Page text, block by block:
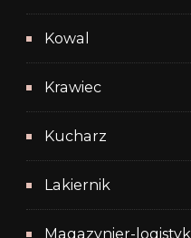
Kowal
Krawiec
Kucharz
Lakiernik
Magazynier-logistyk